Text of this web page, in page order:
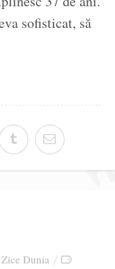
sofisticat, să
Zice Dunia